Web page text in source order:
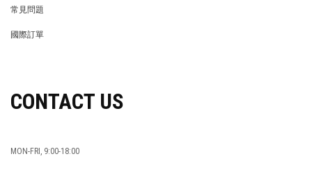
常見問題
國際訂單
CONTACT US
MON-FRI, 9:00-18:00